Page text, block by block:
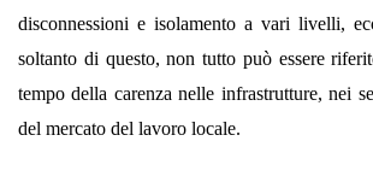
disconnessioni e isolamento a vari livelli,
soltanto di questo, non tutto può essere
tempo della carenza nelle infrastrutture, nei
del mercato del lavoro locale.